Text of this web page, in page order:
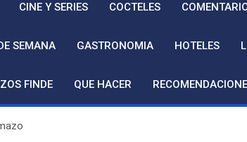
CINE Y SERIES COCTELES
SEMANA GASTRONOMIA HOTELES
FINDE QUE HACER